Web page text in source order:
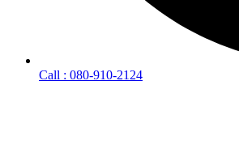
Call : 080-910-2124